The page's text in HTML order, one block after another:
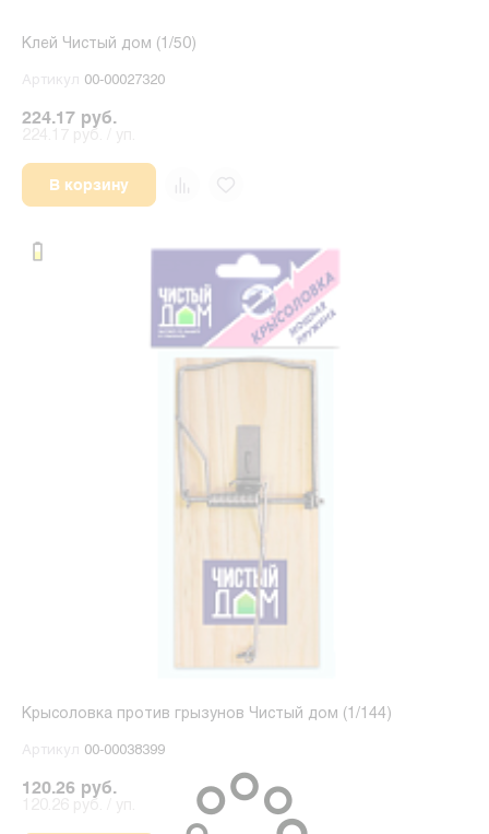
Клей Чистый дом (1/50)
Артикул 00-00027320
224.17 руб.
В корзину
Крысоловка против грызунов Чистый дом (1/144)
Артикул 00-00038399
120.26 руб.